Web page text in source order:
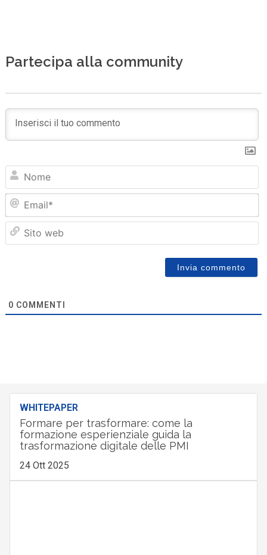
Partecipa alla community
0 COMMENTI
WHITEPAPER
Formare per trasformare: come la
formazione esperienziale guida la
trasformazione digitale delle PMI
24 Ott 2025